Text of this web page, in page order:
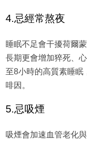
4.忌經常熬夜
睡眠不足會干擾荷爾
長期更會增加猝死、
至8小時的高質素睡眠
啡因。
5.忌吸煙
吸煙會加速血管老化